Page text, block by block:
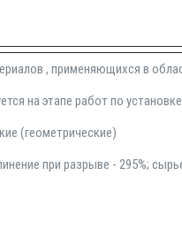
, применяющихся в
на этапе работ по установке
(геометрические)
при разрыве - 295%;